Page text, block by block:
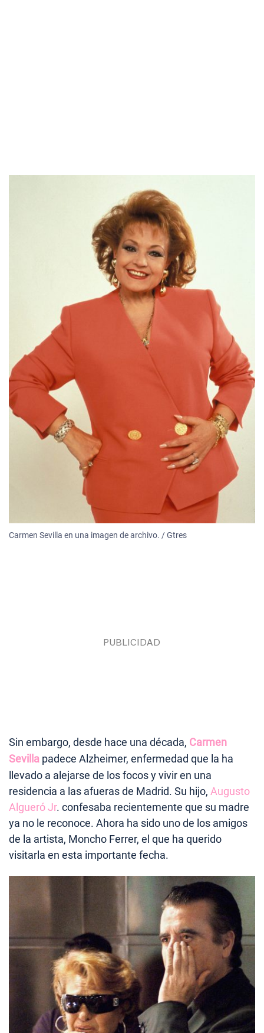
Carmen Sevilla en una imagen de archivo. / Gtres
Sin embargo, desde hace una década, Carmen
Sevilla padece Alzheimer, enfermedad que la ha
llevado a alejarse de los focos y vivir en una
residencia a las afueras de Madrid. Su hijo, Augusto
Algueró Jr. confesaba recientemente que su madre
ya no le reconoce. Ahora ha sido uno de los amigos
de la artista, Moncho Ferrer, el que ha querido
visitarla en esta importante fecha.